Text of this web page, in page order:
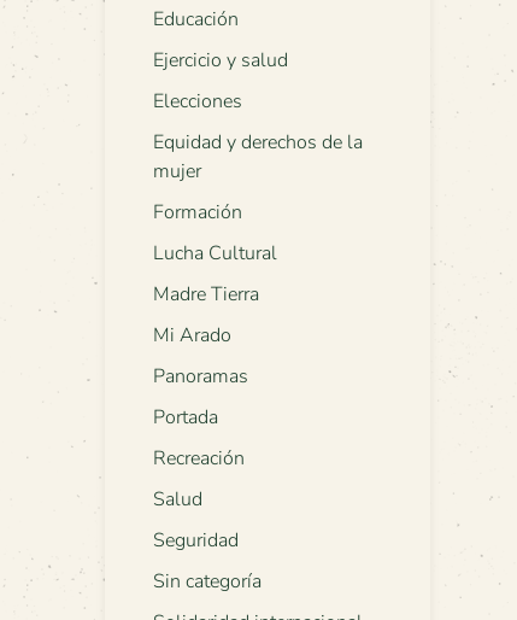
Educación
Ejercicio y salud
Elecciones
Equidad y derechos de la
mujer
Formación
Lucha Cultural
Madre Tierra
Mi Arado
Panoramas
Portada
Recreación
Salud
Seguridad
Sin categoría